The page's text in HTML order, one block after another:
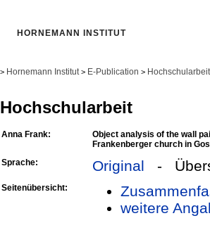
HORNEMANN INSTITUT
> Hornemann Institut > E-Publication >
Hochschularbeit
Anna Frank:
Object analysis of the wall
Frankenberger church in
Sprache:
Original -
Seitenübersicht:
weitere